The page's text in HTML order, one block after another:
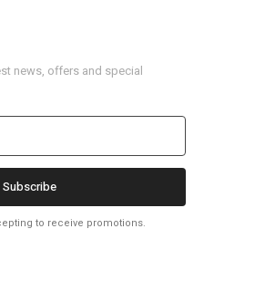
news, offers and special
Subscribe
to receive promotions.